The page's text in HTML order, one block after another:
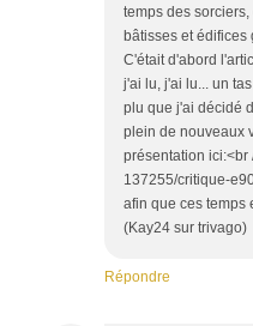
temps des
bâtisses et édifices
C'était d'abord
j'ai lu, j'ai lu... un
plu que j'ai décidé
plein de nouveaux
présentation ici:<br
137255/critique-
afin que ces temps
(Kay24 sur trivago)
Répondre